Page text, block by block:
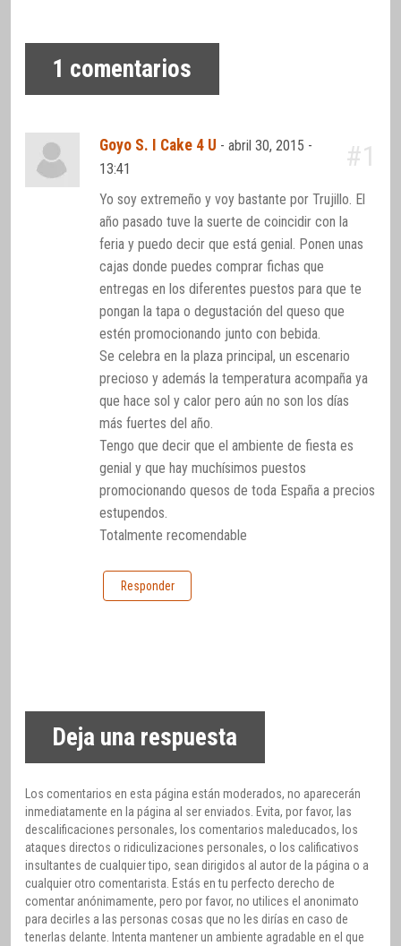
1 comentarios
Goyo S. I Cake 4 U -abril 30, 2015 -
13:41
#1
Yo soy extremeño y voy bastante por Trujillo. El
año pasado tuve la suerte de coincidir con la
feria y puedo decir que está genial. Ponen unas
cajas donde puedes comprar fichas que
entregas en los diferentes puestos para que te
pongan la tapa o degustación del queso que
estén promocionando junto con bebida.
Se celebra en la plaza principal, un escenario
precioso y además la temperatura acompaña ya
que hace sol y calor pero aún no son los días
más fuertes del año.
Tengo que decir que el ambiente de fiesta es
genial y que hay muchísimos puestos
promocionando quesos de toda España a precios
estupendos.
Totalmente recomendable
Responder
Deja una respuesta
Los comentarios en esta página están moderados, no aparecerán
inmediatamente en la página al ser enviados. Evita, por favor, las
descalificaciones personales, los comentarios maleducados, los
ataques directos o ridiculizaciones personales, o los calificativos
insultantes de cualquier tipo, sean dirigidos al autor de la página o a
cualquier otro comentarista. Estás en tu perfecto derecho de
comentar anónimamente, pero por favor, no utilices el anonimato
para decirles a las personas cosas que no les dirías en caso de
tenerlas delante. Intenta mantener un ambiente agradable en el que